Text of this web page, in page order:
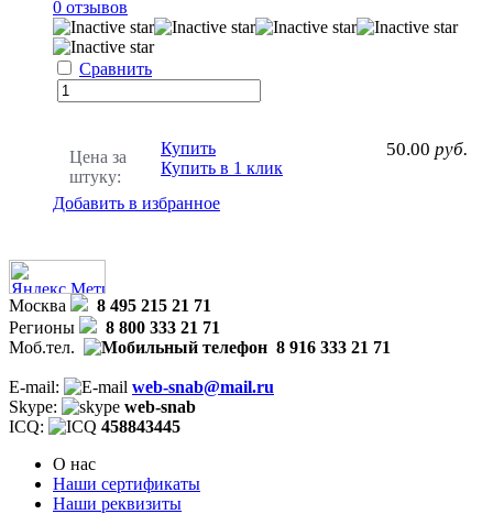
0 отзывов
Сравнить
Цена за
штуку:
50.00 руб.
Купить
Купить в 1 клик
Добавить в избранное
Москва
8 495 215 21 71
Регионы
8 800 333 21 71
Моб.тел.
8 916 333 21 71
E-mail:
web-snab@mail.ru
Skype:
web-snab
ICQ:
458843445
О нас
Наши сертификаты
Наши реквизиты